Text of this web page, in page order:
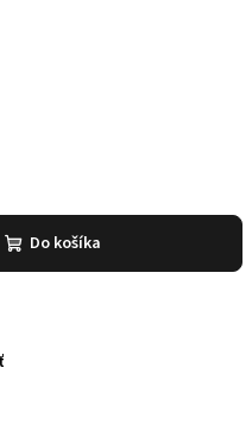
Do košíka